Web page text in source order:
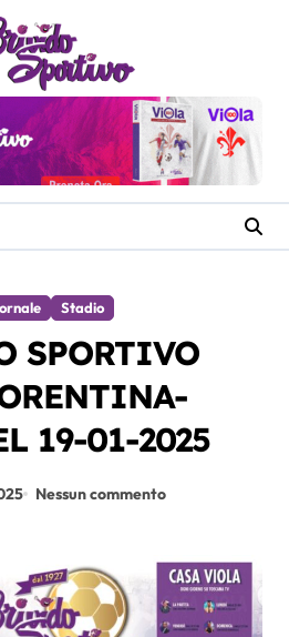
Stadio
SPORTIVO
19-01-2025
Nessun commento